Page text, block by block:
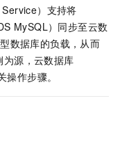
）支持将
MySQL）同步至云数
数据库的负载，从而
为源， 云数据库
作步骤。